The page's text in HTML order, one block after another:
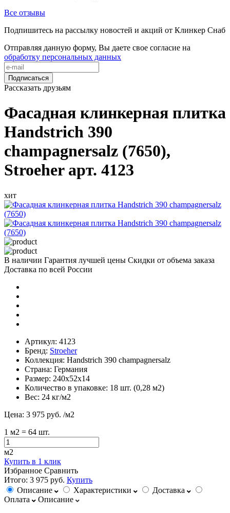
Все отзывы
Подпишитесь на рассылку новостей и акций от Клинкер Снаб
Отправляя данную форму, Вы даете свое согласие на
обработку персональных данных
Подписаться
Рассказать друзьям
Фасадная клинкерная плитка
Handstrich 390
champagnersalz (7650),
Stroeher арт. 4123
хит
В наличии Гарантия лучшей цены Скидки от объема заказа
Доставка по всей России
Артикул: 4123
Бренд: Stroeher
Коллекция: Handstrich 390 champagnersalz
Страна: Германия
Размер: 240х52х14
Количество в упаковке: 18 шт. (0,28 м2)
Вес: 24 кг/м2
Цена: 3 975 руб. /м2
1 м2 = 64 шт.
м2
Купить в 1 клик
Избранное Сравнить
Итого: 3 975 руб. Купить
Описание
Характеристики
Доставка
Оплата
Описание